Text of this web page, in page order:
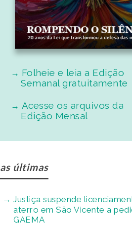
Folheie e leia a Edição
Semanal gratuitamente
Acesse os arquivos da
Edição Mensal
as últimas
Justiça suspende
aterro em São Vicente a
GAEMA